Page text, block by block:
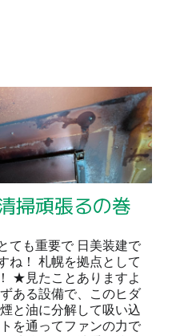
掃頑張るの巻
ても重要で 日美装建で
ね！ 札幌を拠点として
★見たことありますよ
ある設備で、このヒダ
と油に分解して吸い込
を通ってファンの力で